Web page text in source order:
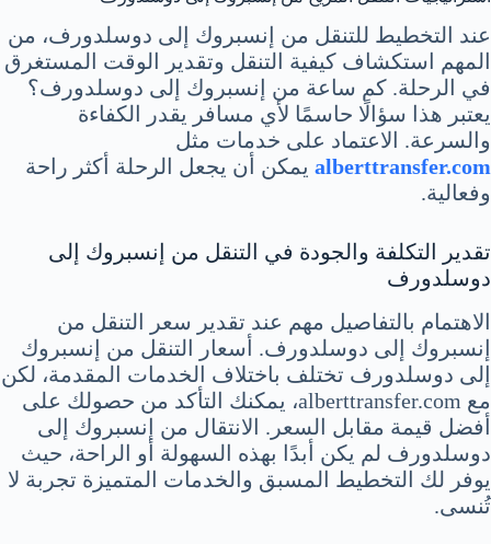
عند التخطيط للتنقل من إنسبروك إلى دوسلدورف، من
المهم استكشاف كيفية التنقل وتقدير الوقت المستغرق
في الرحلة. كم ساعة من إنسبروك إلى دوسلدورف؟
يعتبر هذا سؤالًا حاسمًا لأي مسافر يقدر الكفاءة
والسرعة. الاعتماد على خدمات مثل
alberttransfer.com يمكن أن يجعل الرحلة أكثر راحة
وفعالية.
تقدير التكلفة والجودة في التنقل من إنسبروك إلى
دوسلدورف
الاهتمام بالتفاصيل مهم عند تقدير سعر التنقل من
إنسبروك إلى دوسلدورف. أسعار التنقل من إنسبروك
إلى دوسلدورف تختلف باختلاف الخدمات المقدمة، لكن
مع alberttransfer.com، يمكنك التأكد من حصولك على
أفضل قيمة مقابل السعر. الانتقال من إنسبروك إلى
دوسلدورف لم يكن أبدًا بهذه السهولة أو الراحة، حيث
يوفر لك التخطيط المسبق والخدمات المتميزة تجربة لا
تُنسى.